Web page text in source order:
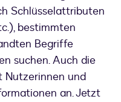
Schlüsselattributen
bestimmten
Begriffe
suchen. Auch die
Nutzerinnen und
an. Jetzt